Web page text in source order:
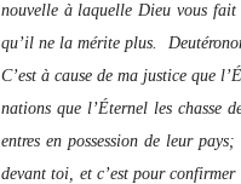
nouvelle à laquelle Dieu vous fait
qu’il ne la mérite plus.
C’est à cause de ma justice que
nations que l’Éternel les chasse
entres en possession de leur
devant toi, et c’est pour